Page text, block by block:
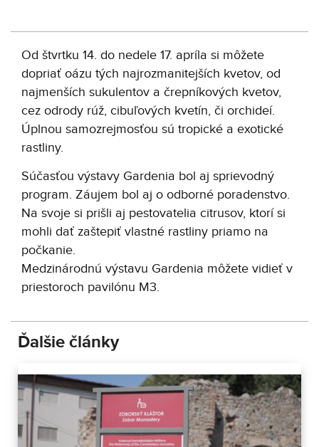
Od štvrtku 14. do nedele 17. apríla si môžete
dopriať oázu tých najrozmanitejších kvetov, od
najmenších sukulentov a črepníkových kvetov,
cez odrody rúž, cibuľových kvetín, či orchideí.
Úplnou samozrejmosťou sú tropické a exotické
rastliny.
Súčasťou výstavy Gardenia bol aj sprievodný
program. Záujem bol aj o odborné poradenstvo.
Na svoje si prišli aj pestovatelia citrusov, ktorí si
mohli dať zaštepiť vlastné rastliny priamo na
počkanie.
Medzinárodnú výstavu Gardenia môžete vidieť v
priestoroch pavilónu M3.
Ďalšie články